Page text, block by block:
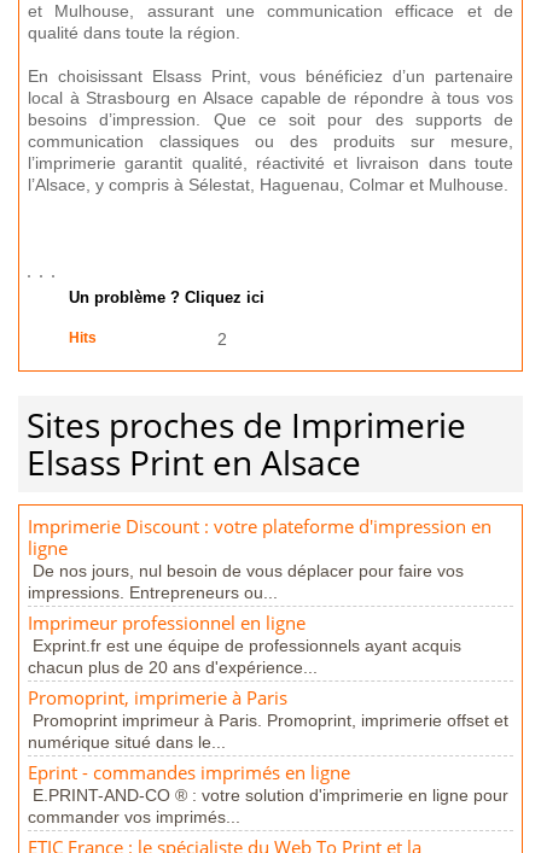
et Mulhouse, assurant une communication efficace et de
qualité dans toute la région.
En choisissant Elsass Print, vous bénéficiez d’un partenaire
local à Strasbourg en Alsace capable de répondre à tous vos
besoins d’impression. Que ce soit pour des supports de
communication classiques ou des produits sur mesure,
l’imprimerie garantit qualité, réactivité et livraison dans toute
l’Alsace, y compris à Sélestat, Haguenau, Colmar et Mulhouse.
Un problème ? Cliquez ici
Hits 2
Sites proches de Imprimerie
Elsass Print en Alsace
Imprimerie Discount : votre plateforme d'impression en
ligne
De nos jours, nul besoin de vous déplacer pour faire vos
impressions. Entrepreneurs ou...
Imprimeur professionnel en ligne
Exprint.fr est une équipe de professionnels ayant acquis
chacun plus de 20 ans d'expérience...
Promoprint, imprimerie à Paris
Promoprint imprimeur à Paris. Promoprint, imprimerie offset et
numérique situé dans le...
Eprint - commandes imprimés en ligne
E.PRINT-AND-CO ® : votre solution d'imprimerie en ligne pour
commander vos imprimés...
ETIC France : le spécialiste du Web To Print et la